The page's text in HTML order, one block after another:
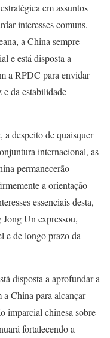
em assuntos
interesses comuns.
a China sempre
e está disposta a
a RPDC para envidar
e da estabilidade
despeito de quaisquer
internacional, as
permanecerão
a orientação
essenciais desta,
Un expressou,
e de longo prazo da
disposta a aprofundar a
China para alcançar
imparcial chinesa sobre
fortalecendo a